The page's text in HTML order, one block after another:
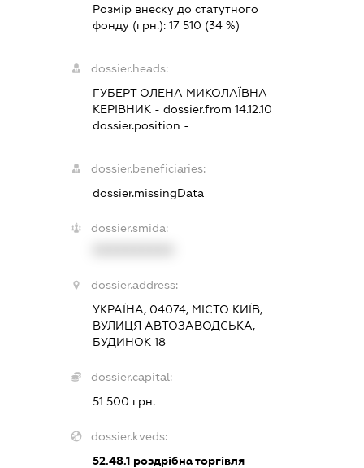
Розмір внеску до статутного
фонду (грн.): 17 510 (34 %)
dossier.heads:
ГУБЕРТ ОЛЕНА МИКОЛАЇВНА -
КЕРІВНИК - dossier.from 14.12.10
dossier.position -
dossier.beneficiaries:
dossier.missingData
dossier.smida:
dossier.address:
УКРАЇНА, 04074, МІСТО КИЇВ,
ВУЛИЦЯ АВТОЗАВОДСЬКА,
БУДИНОК 18
dossier.capital:
51 500 грн.
dossier.kveds:
52.48.1роздрібна торгівля